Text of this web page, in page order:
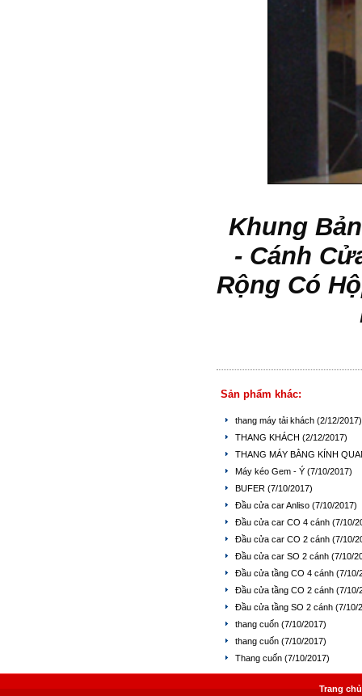
Khung
- Cánh
Rộng Có
Sản phẩm khác:
thang máy tải khách (2/12/2017)
THANG KHÁCH (2/12/2017)
THANG MÁY BẰNG KÍNH
Máy kéo Gem - Ý (7/10/2017)
BUFER (7/10/2017)
Đầu cửa car Anliso (7/10/2017)
Đầu cửa car CO 4 cánh (7/10/
Đầu cửa car CO 2 cánh (7/10/
Đầu cửa car SO 2 cánh (7/10/
Đầu cửa tầng CO 4 cánh (7/10/
Đầu cửa tầng CO 2 cánh (7/10/
Đầu cửa tầng SO 2 cánh (7/10/
thang cuốn (7/10/2017)
thang cuốn (7/10/2017)
Thang cuốn (7/10/2017)
Trang chủ